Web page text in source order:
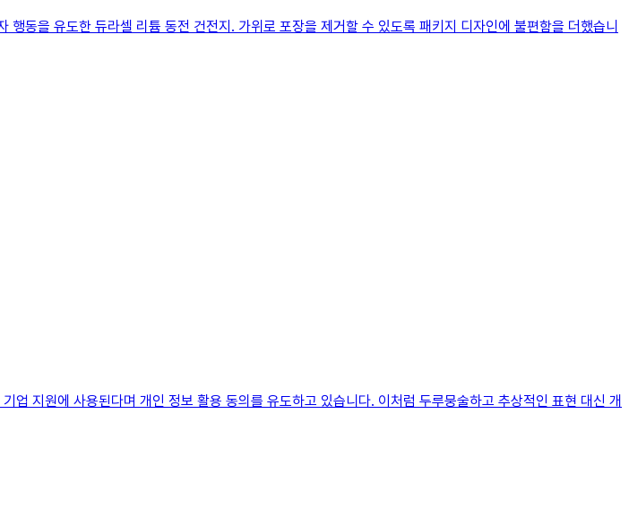
동을 유도한 듀라셀 리튬 동전 건전지. 가위로 포장을 제거할 수 있도록 패키지 디자인에 불편함을 더했습니
업 지원에 사용된다며 개인 정보 활용 동의를 유도하고 있습니다. 이처럼 두루뭉술하고 추상적인 표현 대신 개